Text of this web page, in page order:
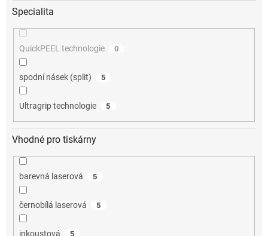
Specialita
QuickPEEL technologie 0
spodní násek (split) 5
Ultragrip technologie 5
Vhodné pro tiskárny
barevná laserová 5
černobílá laserová 5
inkoustová 5